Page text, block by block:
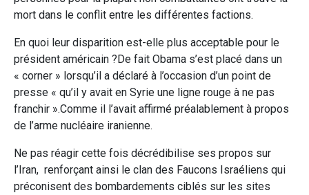
mort dans le conflit entre les différentes factions.
En quoi leur disparition est-elle plus acceptable pour le
président américain ?De fait Obama s’est placé dans un
« corner » lorsqu’il a déclaré à l’occasion d’un point de
presse « qu’il y avait en Syrie une ligne rouge à ne pas
franchir ».Comme il l’avait affirmé préalablement à propos
de l’arme nucléaire iranienne.
Ne pas réagir cette fois décrédibilise ses propos sur
l’Iran, renforçant ainsi le clan des Faucons Israéliens qui
préconisent des bombardements ciblés sur les sites